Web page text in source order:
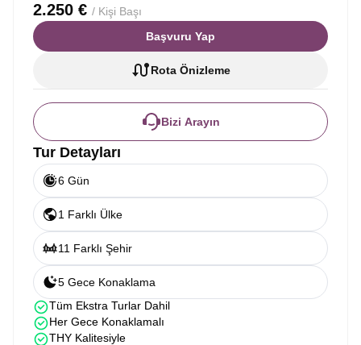
2.250 € / Kişi Başı
Başvuru Yap
Rota Önizleme
Bizi Arayın
Tur Detayları
6 Gün
1 Farklı Ülke
11 Farklı Şehir
5 Gece Konaklama
Tüm Ekstra Turlar Dahil
Her Gece Konaklamalı
THY Kalitesiyle